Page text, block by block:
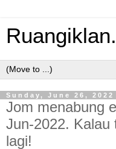
Sunday, June 26, 2022
Jom menabung
Jun-2022. Kalau
lagi!